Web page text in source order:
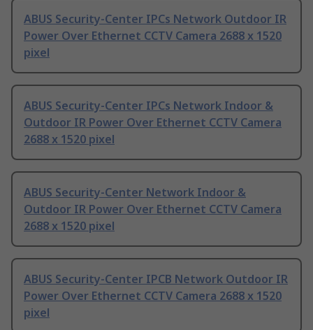
ABUS Security-Center IPCs Network Outdoor IR
Power Over Ethernet CCTV Camera 2688 x 1520
pixel
ABUS Security-Center IPCs Network Indoor &
Outdoor IR Power Over Ethernet CCTV Camera
2688 x 1520 pixel
ABUS Security-Center Network Indoor &
Outdoor IR Power Over Ethernet CCTV Camera
2688 x 1520 pixel
ABUS Security-Center IPCB Network Outdoor IR
Power Over Ethernet CCTV Camera 2688 x 1520
pixel